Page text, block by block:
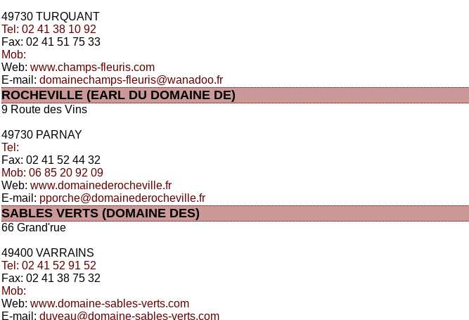
49730 TURQUANT
Tel: 02 41 38 10 92
Fax: 02 41 51 75 33
Mob:
Web: www.champs-fleuris.com
E-mail: domainechamps-fleuris@wanadoo.fr
ROCHEVILLE (EARL DU DOMAINE DE)
9 Route des Vins
49730 PARNAY
Tel:
Fax: 02 41 52 44 32
Mob: 06 85 20 92 09
Web: www.domainederocheville.fr
E-mail: pporche@domainederocheville.fr
SABLES VERTS (DOMAINE DES)
66 Grand'rue
49400 VARRAINS
Tel: 02 41 52 91 52
Fax: 02 41 38 75 32
Mob:
Web: www.domaine-sables-verts.com
E-mail: duveau@domaine-sables-verts.com